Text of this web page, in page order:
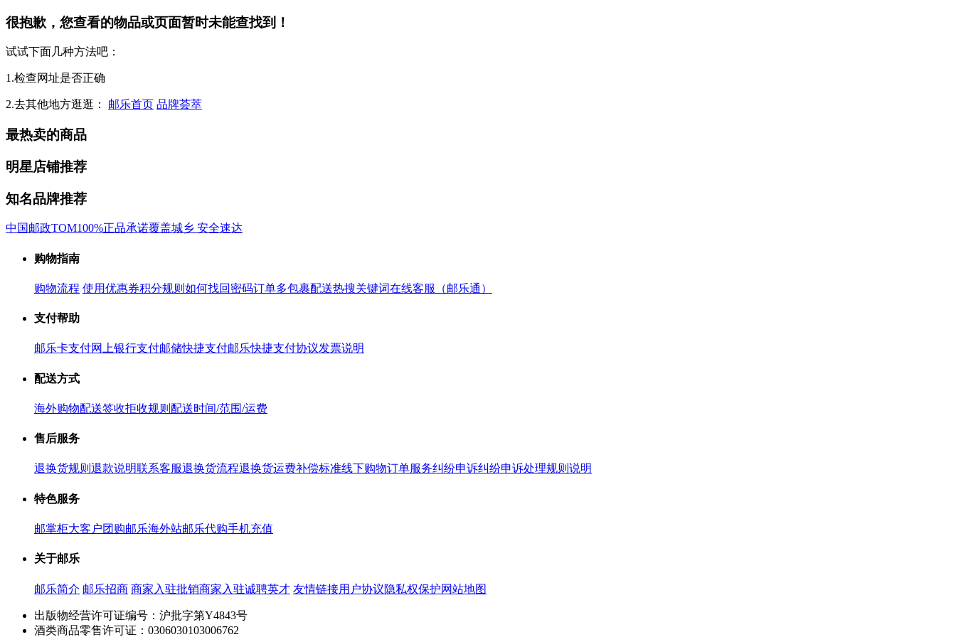
很抱歉，您查看的物品或页面暂时未能查找到！
试试下面几种方法吧：
1.检查网址是否正确
2.去其他地方逛逛： 邮乐首页 品牌荟萃
最热卖的商品
明星店铺推荐
知名品牌推荐
中国邮政TOM100%正品承诺覆盖城乡 安全速达
购物指南
购物流程 使用优惠券积分规则 如何找回密码订单多包裹配送热搜关键词在线客服（邮乐通）
支付帮助
邮乐卡支付网上银行支付邮储快捷支付邮乐快捷支付协议发票说明
配送方式
海外购物配送签收拒收规则 配送时间/范围/运费
售后服务
退换货规则 退款说明联系客服退换货流程退换货运费补偿标准线下购物订单服务纠纷申诉纠纷申诉处理规则说明
特色服务
邮掌柜大客户团购邮乐海外站邮乐代购手机充值
关于邮乐
邮乐简介 邮乐招商 商家入驻批销商家入驻诚聘英才 友情链接用户协议隐私权保护网站地图
出版物经营许可证编号：沪批字第Y4843号
酒类商品零售许可证：0306030103006762